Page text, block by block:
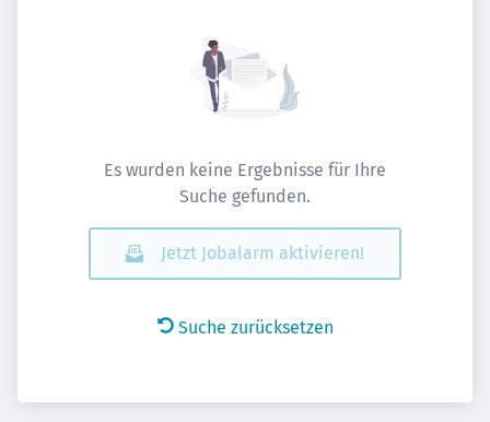
Es wurden keine Ergebnisse für Ihre
Suche gefunden.
Jetzt Jobalarm aktivieren!
Suche zurücksetzen